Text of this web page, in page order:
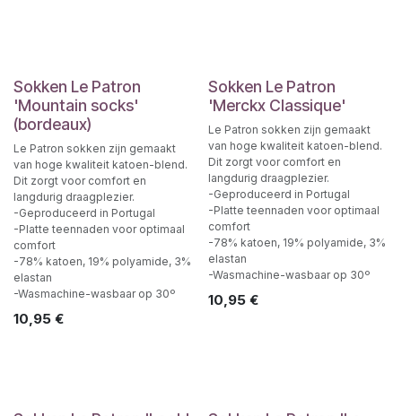
Sokken Le Patron
'Mountain socks'
(bordeaux)
Le Patron sokken zijn gemaakt
van hoge kwaliteit katoen-blend.
Dit zorgt voor comfort en
langdurig draagplezier.
-Geproduceerd in Portugal
-Platte teennaden voor optimaal
comfort
-78% katoen, 19% polyamide, 3%
elastan
-Wasmachine-wasbaar op 30º
10,95 €
Sokken Le Patron
'Merckx Classique'
Le Patron sokken zijn gemaakt
van hoge kwaliteit katoen-blend.
Dit zorgt voor comfort en
langdurig draagplezier.
-Geproduceerd in Portugal
-Platte teennaden voor optimaal
comfort
-78% katoen, 19% polyamide, 3%
elastan
-Wasmachine-wasbaar op 30º
10,95€